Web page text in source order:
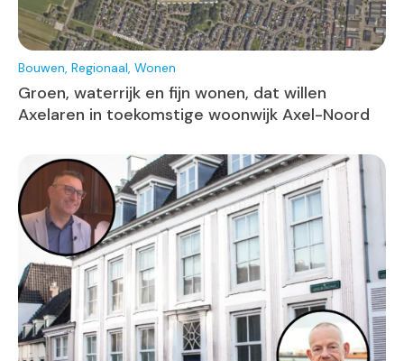
Bouwen, Regionaal, Wonen
Groen, waterrijk en fijn wonen, dat willen
Axelaren in toekomstige woonwijk Axel-Noord